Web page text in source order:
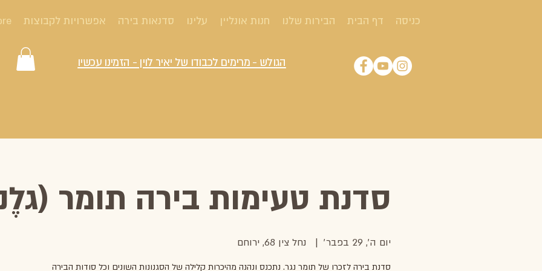
הגולש - מרימים לכבודו של יאיר לוין - הזמינו עכשיו
כניסה דף הבית הבירות שלנו חנות אונליין עלינו סדנאות בירה אפשרויות לקבוצות
סדנת טעימות בירה תומר
יום ה׳, 29 בפבר׳
  |
נחל צין 68, ירוחם
סדנת בירה לזכרו של תומר נגר. נתכנס ונהנה מהיכרות קלילה של הסגנונות השונים וכל סודות הבירה